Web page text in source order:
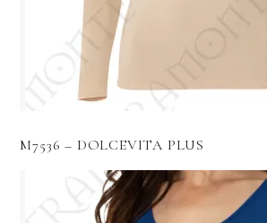
M7536 – DOLCEVITA PLUS